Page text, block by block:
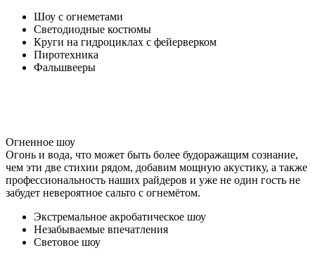
Шоу с огнеметами
Светодиодные костюмы
Круги на гидроциклах с фейерверком
Пиротехника
Фальшвееры
Огненное шоу
Огонь и вода, что может быть более будоражащим сознание,
чем эти две стихии рядом, добавим мощную акустику, а также
профессиональность наших райдеров и уже не один гость не
забудет невероятное сальто с огнемётом.
Экстремальное акробатическое шоу
Незабываемые впечатления
Световое шоу